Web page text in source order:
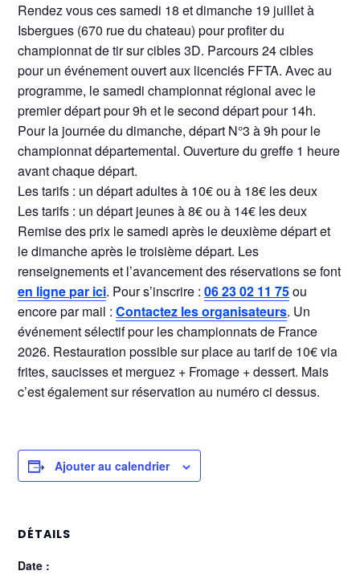
Rendez vous ces samedi 18 et dimanche 19 juillet à
Isbergues (670 rue du chateau) pour profiter du
championnat de tir sur cibles 3D. Parcours 24 cibles
pour un événement ouvert aux licenciés FFTA. Avec au
programme, le samedi championnat régional avec le
premier départ pour 9h et le second départ pour 14h.
Pour la journée du dimanche, départ N°3 à 9h pour le
championnat départemental. Ouverture du greffe 1 heure
avant chaque départ.
Les tarifs : un départ adultes à 10€ ou à 18€ les deux
Les tarifs : un départ jeunes à 8€ ou à 14€ les deux
Remise des prix le samedi après le deuxième départ et
le dimanche après le troisième départ. Les
renseignements et l’avancement des réservations se font
en ligne par ici. Pour s’inscrire :06 23 02 11 75ou
encore par mail :Contactez les organisateurs. Un
événement sélectif pour les championnats de France
2026. Restauration possible sur place au tarif de 10€ via
frites, saucisses et merguez + Fromage + dessert. Mais
c’est également sur réservation au numéro ci dessus.
Ajouter au calendrier
DÉTAILS
Date :